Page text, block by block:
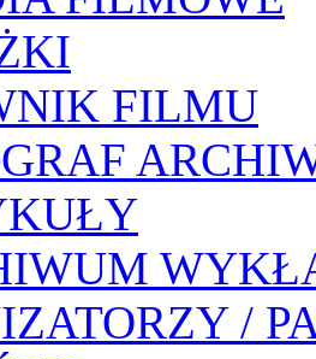
FILMU
/